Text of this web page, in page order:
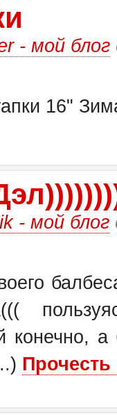
- мой блог
16"
- мой блог
конечно,